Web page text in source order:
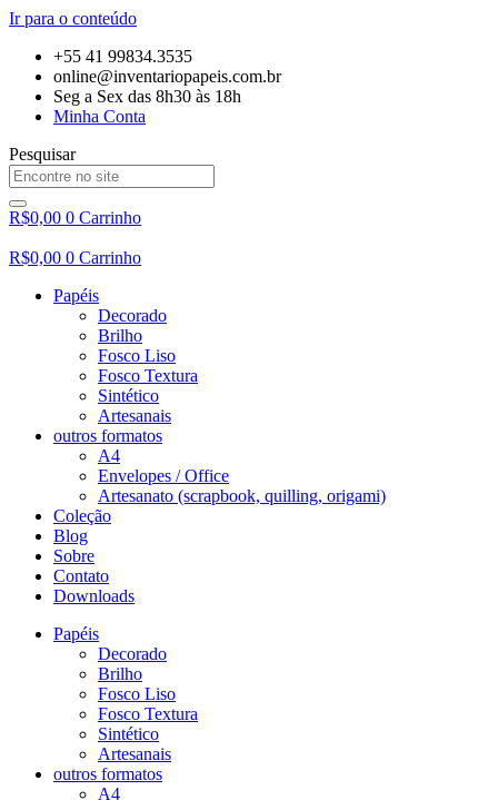
Ir para o conteúdo
+55 41 99834.3535
online@inventariopapeis.com.br
Seg a Sex das 8h30 às 18h
Minha Conta
Pesquisar
R$0,00 0 Carrinho
R$0,00 0 Carrinho
Papéis
Decorado
Brilho
Fosco Liso
Fosco Textura
Sintético
Artesanais
outros formatos
A4
Envelopes / Office
Artesanato (scrapbook, quilling, origami)
Coleção
Blog
Sobre
Contato
Downloads
Papéis
Decorado
Brilho
Fosco Liso
Fosco Textura
Sintético
Artesanais
outros formatos
A4